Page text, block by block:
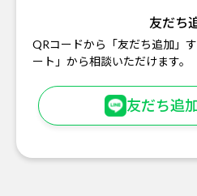
友だち
QRコードから「友だち追加」
ート」から相談いただけます。
友だち追